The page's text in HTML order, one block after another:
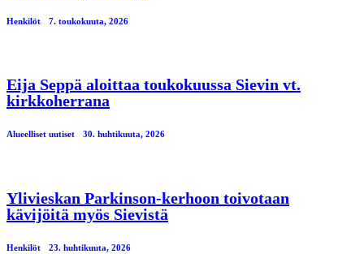
Henkilöt 7. toukokuuta, 2026
Eija Seppä aloittaa toukokuussa Sievin vt.
kirkkoherrana
Alueelliset uutiset 30. huhtikuuta, 2026
Ylivieskan Parkinson-kerhoon toivotaan
kävijöitä myös Sievistä
Henkilöt 23. huhtikuuta, 2026